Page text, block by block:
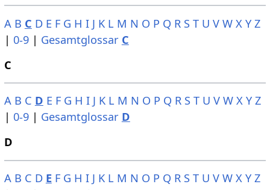
A B C D E F G H I J K L M N O P Q R S T U V W X Y Z
| 0-9| Gesamtglossar C
C
A B C D E F G H I J K L M N O P Q R S T U V W X Y Z
| 0-9| Gesamtglossar D
D
A B C D E F G H I J K L M N O P Q R S T U V W X Y Z